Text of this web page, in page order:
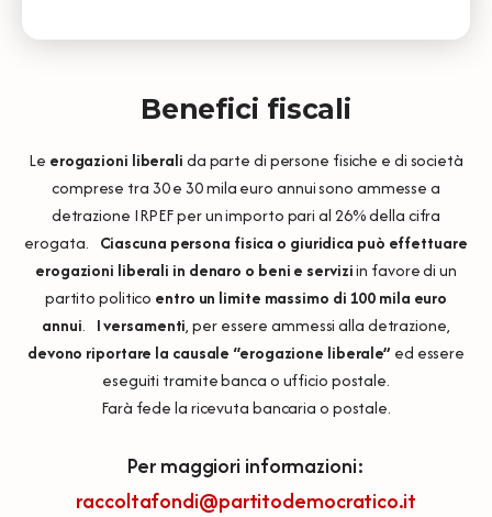
Benefici fiscali
Le erogazioni liberalida parte di persone fisiche e di società
comprese tra 30 e 30 mila euro annui sono ammesse a
detrazione IRPEF per un importo pari al 26% della cifra
erogata. Ciascuna persona fisica o giuridica può effettuare
erogazioni liberali in denaro o beni e serviziin favore di un
partito politico entro un limite massimo di 100 mila euro
annui. I versamenti, per essere ammessi alla detrazione,
devono riportare la causale “erogazione liberale” ed essere
eseguiti tramite banca o ufficio postale.
Farà fede la ricevuta bancaria o postale.
Per maggiori informazioni:
raccoltafondi@partitodemocratico.it